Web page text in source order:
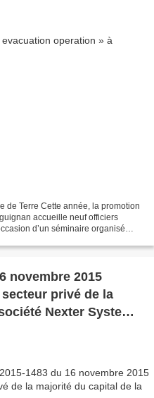
de Terre Cette année, la promotion
accueille neuf officiers
d’un séminaire organisé
novembre 2015
privé de la
Nexter Systems